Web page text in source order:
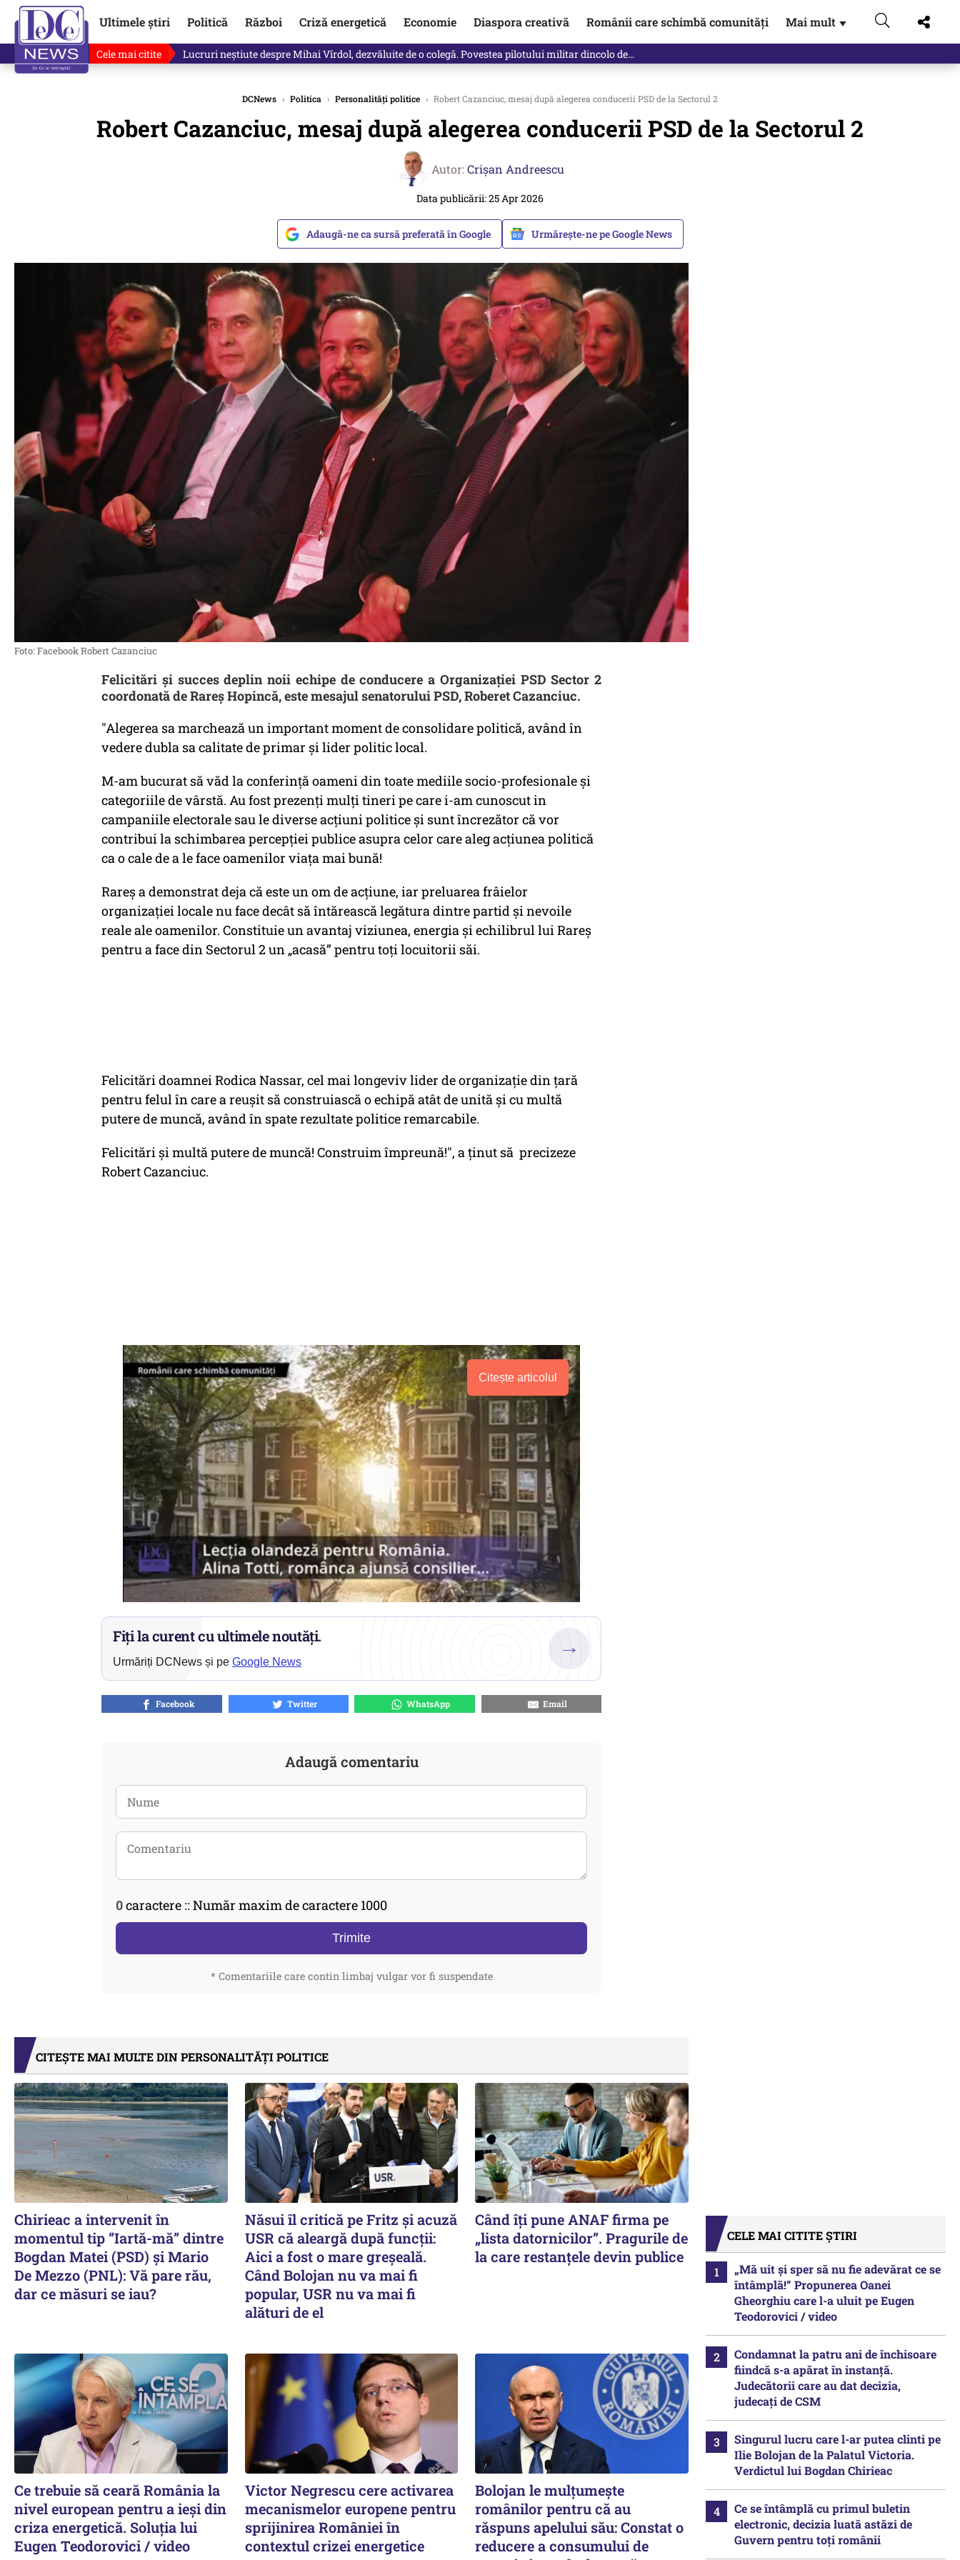
Ultimele știri Politică Război Criză energetică Economie Diaspora creativă Românii care schimbă comunități Mai mult ▼
Cele mai citite „Mă uit și sper să nu fie adevărat ce se întâmplă!“ Propunerea Oanei Gheorghiu care l-a uluit pe Eugen…
DCNews › Politica › Personalități politice › Robert Cazanciuc, mesaj după alegerea conducerii PSD de la Sectorul 2
Robert Cazanciuc, mesaj după alegerea conducerii PSD de la Sectorul 2
Autor:Crişan Andreescu
Data publicării: 25 Apr 2026
Adaugă-ne ca sursă preferată în Google Urmărește-ne pe Google News
Foto: Facebook Robert Cazanciuc
Felicitări și succes deplin noii echipe de conducere a Organizației PSD Sector 2
coordonată de Rareș Hopincă, este mesajul senatorului PSD, Roberet Cazanciuc.
"Alegerea sa marchează un important moment de consolidare politică, având în
vedere dubla sa calitate de primar și lider politic local.
M-am bucurat să văd la conferință oameni din toate mediile socio-profesionale și
categoriile de vârstă. Au fost prezenți mulți tineri pe care i-am cunoscut in
campaniile electorale sau le diverse acțiuni politice și sunt încrezător că vor
contribui la schimbarea percepției publice asupra celor care aleg acțiunea politică
ca o cale de a le face oamenilor viața mai bună!
Rareș a demonstrat deja că este un om de acțiune, iar preluarea frâielor
organizației locale nu face decât să întărească legătura dintre partid și nevoile
reale ale oamenilor. Constituie un avantaj viziunea, energia și echilibrul lui Rareș
pentru a face din Sectorul 2 un „acasă” pentru toți locuitorii săi.
Felicitări doamnei Rodica Nassar, cel mai longeviv lider de organizație din țară
pentru felul în care a reușit să construiască o echipă atât de unită și cu multă
putere de muncă, având în spate rezultate politice remarcabile.
Felicitări și multă putere de muncă! Construim împreună!", a ținut să precizeze
Robert Cazanciuc.
Citește articolul
Fiți la curent cu ultimele noutăți.
Urmăriți DCNews și pe Google News
→
Facebook Twitter WhatsApp Email
Adaugă comentariu
0caractere :: Număr maxim de caractere 1000
Trimite
* Comentariile care contin limbaj vulgar vor fi suspendate
CITEȘTE MAI MULTE DIN PERSONALITĂȚI POLITICE
Chirieac a intervenit în
momentul tip ”Iartă-mă” dintre
Bogdan Matei (PSD) și Mario
De Mezzo (PNL): Vă pare rău,
dar ce măsuri se iau?
Năsui îl critică pe Fritz și acuză
USR că aleargă după funcții:
Aici a fost o mare greșeală.
Când Bolojan nu va mai fi
popular, USR nu va mai fi
alături de el
Când îți pune ANAF firma pe
„lista datornicilor”. Pragurile de
la care restanțele devin publice
Ce trebuie să ceară România la
nivel european pentru a ieși din
criza energetică. Soluția lui
Eugen Teodorovici / video
Victor Negrescu cere activarea
mecanismelor europene pentru
sprijinirea României în
contextul crizei energetice
Bolojan le mulțumește
românilor pentru că au
răspuns apelului său: Constat o
reducere a consumului de
CELE MAI CITITE ȘTIRI
„Mă uit și sper să nu fie adevărat ce se
întâmplă!“ Propunerea Oanei
Gheorghiu care l-a uluit pe Eugen
Teodorovici / video
Condamnat la patru ani de închisoare
fiindcă s-a apărat în instanță.
Judecătorii care au dat decizia,
judecați de CSM
Singurul lucru care l-ar putea clinti pe
Ilie Bolojan de la Palatul Victoria.
Verdictul lui Bogdan Chirieac
Ce se întâmplă cu primul buletin
electronic, decizia luată astăzi de
Guvern pentru toți românii